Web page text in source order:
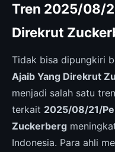
Tren 2025/08/
Direkrut
Tidak bisa dipungkiri
Ajaib Yang Direkrut
menjadi salah satu
terkait 2025/08/21/
Zuckerberg
Indonesia. Para ahli